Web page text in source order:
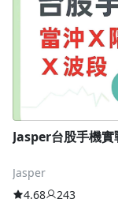
Jasper台股手機
Jasper
4.68
243